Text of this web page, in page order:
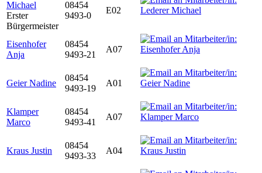
Michael
Erster
Bürgermeister
08454
9493-0
E02
Eisenhofer
Anja
08454
9493-21
A07
Geier Nadine
08454
9493-19
A01
Klamper
Marco
08454
9493-41
A07
Kraus Justin
08454
9493-33
A04